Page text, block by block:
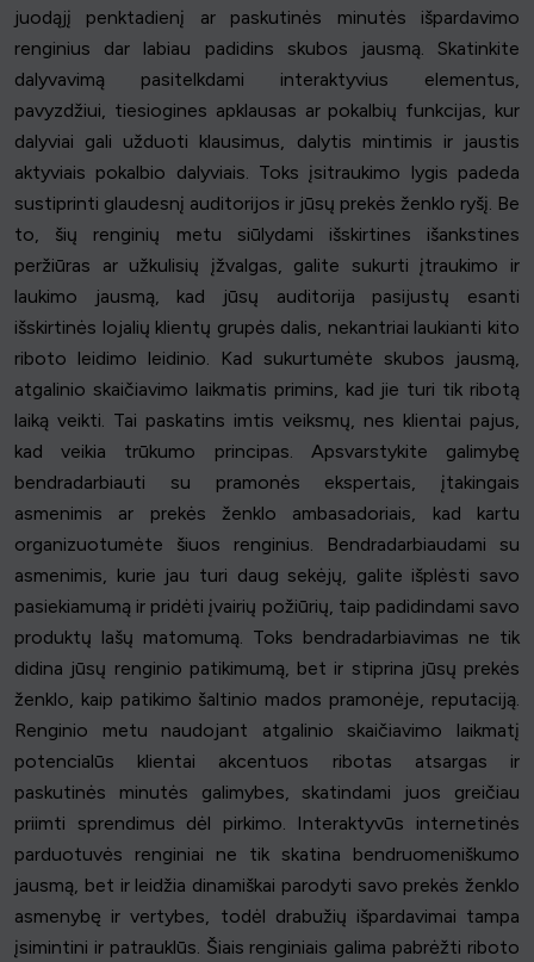
juodąjį penktadienį ar paskutinės minutės išpardavimo
renginius dar labiau padidins skubos jausmą. Skatinkite
dalyvavimą pasitelkdami interaktyvius elementus,
pavyzdžiui, tiesiogines apklausas ar pokalbių funkcijas, kur
dalyviai gali užduoti klausimus, dalytis mintimis ir jaustis
aktyviais pokalbio dalyviais. Toks įsitraukimo lygis padeda
sustiprinti glaudesnį auditorijos ir jūsų prekės ženklo ryšį. Be
to, šių renginių metu siūlydami išskirtines išankstines
peržiūras ar užkulisių įžvalgas, galite sukurti įtraukimo ir
laukimo jausmą, kad jūsų auditorija pasijustų esanti
išskirtinės lojalių klientų grupės dalis, nekantriai laukianti kito
riboto leidimo leidinio. Kad sukurtumėte skubos jausmą,
atgalinio skaičiavimo laikmatis primins, kad jie turi tik ribotą
laiką veikti. Tai paskatins imtis veiksmų, nes klientai pajus,
kad veikia trūkumo principas. Apsvarstykite galimybę
bendradarbiauti su pramonės ekspertais, įtakingais
asmenimis ar prekės ženklo ambasadoriais, kad kartu
organizuotumėte šiuos renginius. Bendradarbiaudami su
asmenimis, kurie jau turi daug sekėjų, galite išplėsti savo
pasiekiamumą ir pridėti įvairių požiūrių, taip padidindami savo
produktų lašų matomumą. Toks bendradarbiavimas ne tik
didina jūsų renginio patikimumą, bet ir stiprina jūsų prekės
ženklo, kaip patikimo šaltinio mados pramonėje, reputaciją.
Renginio metu naudojant atgalinio skaičiavimo laikmatį
potencialūs klientai akcentuos ribotas atsargas ir
paskutinės minutės galimybes, skatindami juos greičiau
priimti sprendimus dėl pirkimo. Interaktyvūs internetinės
parduotuvės renginiai ne tik skatina bendruomeniškumo
jausmą, bet ir leidžia dinamiškai parodyti savo prekės ženklo
asmenybę ir vertybes, todėl drabužių išpardavimai tampa
įsimintini ir patrauklūs. Šiais renginiais galima pabrėžti riboto